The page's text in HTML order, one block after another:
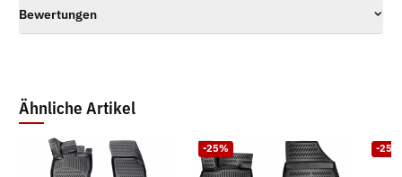
Bewertungen
Ähnliche Artikel
-25% -25%